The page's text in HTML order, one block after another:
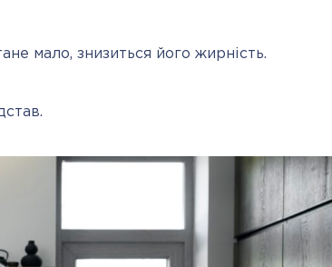
мало, знизиться його жирність.